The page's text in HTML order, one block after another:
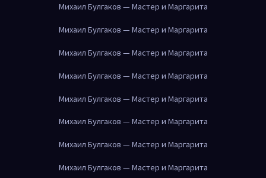
Михаил Булгаков — Мастер и Маргарита
Михаил Булгаков — Мастер и Маргарита
Михаил Булгаков — Мастер и Маргарита
Михаил Булгаков — Мастер и Маргарита
Михаил Булгаков — Мастер и Маргарита
Михаил Булгаков — Мастер и Маргарита
Михаил Булгаков — Мастер и Маргарита
Михаил Булгаков — Мастер и Маргарита